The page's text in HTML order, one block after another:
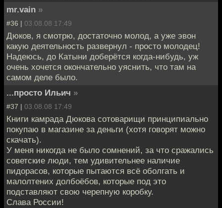
mr.vain »
#36 | 03.08.08 17:49
Дюков, я смотрю, достаточно молод, а уже эвон
какую деятельность развернул - просто молодец!
Надеюсь, до Катыни доберётся когда-нибудь, уж
очень хочется окончательно уяснить, что там на
самом деле было.
...просто Ильич »
#37 | 03.08.08 17:49
Книги камрада Дюкова сотоварищи принципиально
покупаю в магазине за деньги (хотя говорят можно
скачать).
У меня никогда не было сомнений, за что сражались
советские люди, тем удивительнее наличие
пидорасов, которые пытаются всё оболгать и
малолтених долбоёбов, которые под это
подставляют свою черепную коробку.
Слава России!